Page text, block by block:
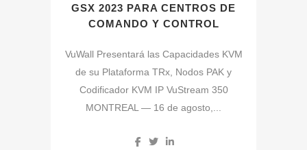
GSX 2023 PARA CENTROS DE
COMANDO Y CONTROL
VuWall Presentará las Capacidades KVM
de su Plataforma TRx, Nodos PAK y
Codificador KVM IP VuStream 350
MONTREAL — 16 de agosto,...